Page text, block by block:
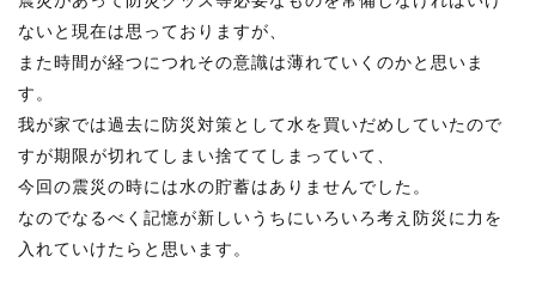
ないと現在は思っておりますが、
また時間が経つにつれその意識は薄れていくのかと思いま
す。
我が家では過去に防災対策として水を買いだめしていたので
すが期限が切れてしまい捨ててしまっていて、
今回の震災の時には水の貯蓄はありませんでした。
なのでなるべく記憶が新しいうちにいろいろ考え防災に力を
入れていけたらと思います。